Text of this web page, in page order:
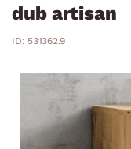
dub artisan
ID: 531362.9